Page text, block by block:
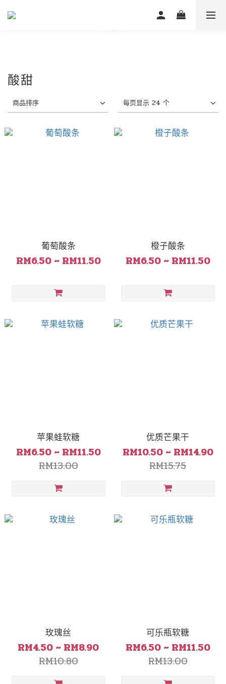
酸甜
商品排序 每页显示 24 个
葡萄酸条
RM6.50 ~ RM11.50
橙子酸条
RM6.50 ~ RM11.50
苹果蛙软糖
RM6.50 ~ RM11.50
RM13.00
优质芒果干
RM10.50 ~ RM14.90
RM15.75
玫瑰丝
RM4.50 ~ RM8.90
RM10.80
可乐瓶软糖
RM6.50 ~ RM11.50
RM13.00